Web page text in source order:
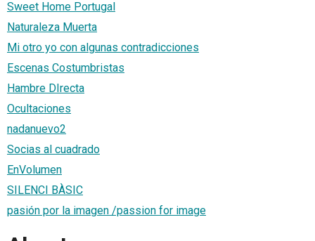
Sweet Home Portugal
Naturaleza Muerta
Mi otro yo con algunas contradicciones
Escenas Costumbristas
Hambre DIrecta
Ocultaciones
nadanuevo2
Socias al cuadrado
EnVolumen
SILENCI BÀSIC
pasión por la imagen /passion for image